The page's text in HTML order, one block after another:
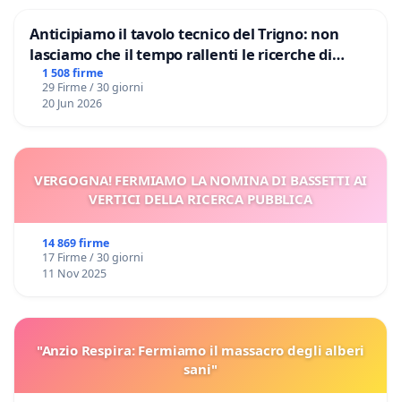
Anticipiamo il tavolo tecnico del Trigno: non
lasciamo che il tempo rallenti le ricerche di
Domenico Racanati
1 508 firme
29 Firme / 30 giorni
20 Jun 2026
VERGOGNA! FERMIAMO LA NOMINA DI BASSETTI AI
VERTICI DELLA RICERCA PUBBLICA
14 869 firme
17 Firme / 30 giorni
11 Nov 2025
"Anzio Respira: Fermiamo il massacro degli alberi
sani"